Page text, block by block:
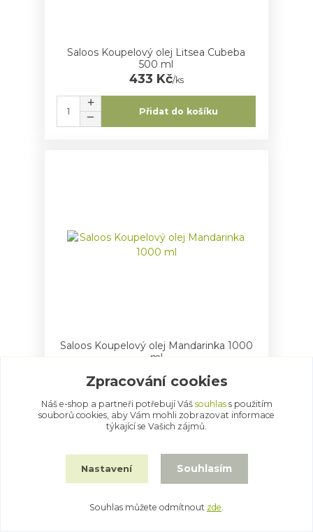
Saloos Koupelový olej Litsea Cubeba
500 ml
433 Kč/ks
Přidat do košíku
Saloos Koupelový olej Mandarinka 1000
ml
768 Kč
Přidat do košíku
Zpracování cookies
Náš e-shop a partneři potřebují Váš souhlass použitím
souborů cookies, aby Vám mohli zobrazovat informace
týkající se Vašich zájmů.
Nastavení Souhlasím
Souhlas můžete odmítnout zde